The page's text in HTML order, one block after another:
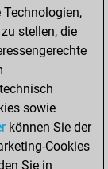
Technologien,
stellen, die
sowie
können Sie der
Cookies
Sie in